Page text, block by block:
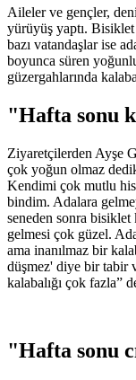
Aileler ve gençler,
yürüyüş yaptı.
bazı vatandaşlar ise
boyunca süren
güzergahlarında
"Hafta sonu
Ziyaretçilerden Ayşe
çok yoğun olmaz
Kendimi çok mutlu
bindim. Adalara
seneden sonra
gelmesi çok güzel.
ama inanılmaz bir
düşmez' diye bir tabir
kalabalığı çok fazla”
"Hafta sonu